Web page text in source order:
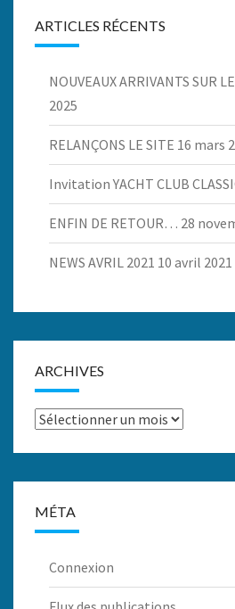
ARTICLES RÉCENTS
NOUVEAUX ARRIVANTS SUR
2025
RELANÇONS LE SITE 16 mars
Invitation YACHT CLUB
ENFIN DE RETOUR… 28
NEWS AVRIL 2021 10 avril 2021
ARCHIVES
Archives
MÉTA
Connexion